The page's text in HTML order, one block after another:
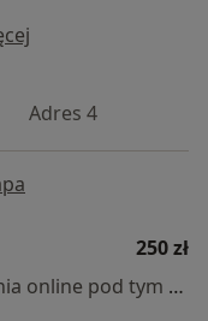
Adres 4
250 zł
Specjalista nie oferuje umawiania online pod tym adresem.